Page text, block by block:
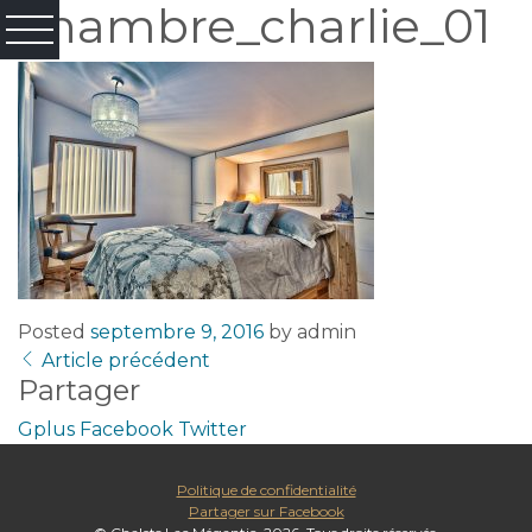
chambre_charlie_01
Posted septembre 9, 2016 by admin
Article précédent
Partager
Gplus Facebook Twitter
Politique de confidentialité
Partager sur Facebook